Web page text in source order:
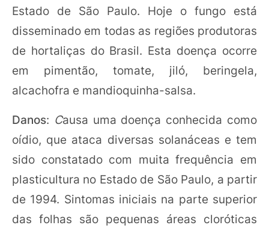
Estado de São Paulo. Hoje o fungo está
disseminado em todas as regiões produtoras
de hortaliças do Brasil. Esta doença ocorre
em pimentão, tomate, jiló, beringela,
alcachofra e mandioquinha-salsa.
Danos: Causa uma doença conhecida como
oídio, que ataca diversas solanáceas e tem
sido constatado com muita frequência em
plasticultura no Estado de São Paulo, a partir
de 1994. Sintomas iniciais na parte superior
das folhas são pequenas áreas cloróticas